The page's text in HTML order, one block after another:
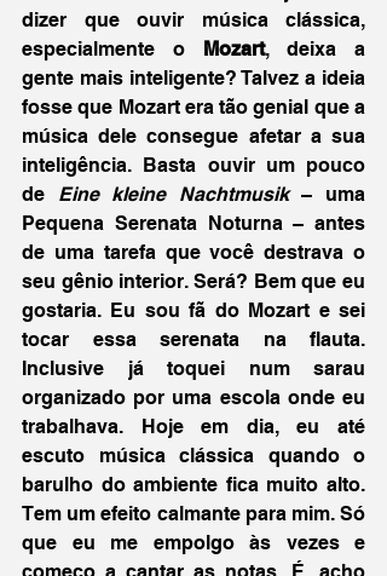
dizer que ouvir música clássica,
especialmente o Mozart, deixa a
gente mais inteligente? Talvez a ideia
fosse que Mozart era tão genial que a
música dele consegue afetar a sua
inteligência. Basta ouvir um pouco
de Eine kleine Nachtmusik – uma
Pequena Serenata Noturna – antes
de uma tarefa que você destrava o
seu gênio interior. Será? Bem que eu
gostaria. Eu sou fã do Mozart e sei
tocar essa serenata na flauta.
Inclusive já toquei num sarau
organizado por uma escola onde eu
trabalhava. Hoje em dia, eu até
escuto música clássica quando o
barulho do ambiente fica muito alto.
Tem um efeito calmante para mim. Só
que eu me empolgo às vezes e